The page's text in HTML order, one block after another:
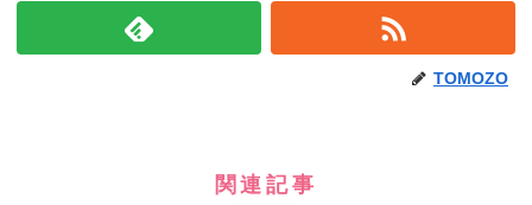
TOMOZO
関連記事